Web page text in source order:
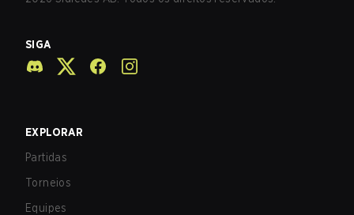
SIGA
EXPLORAR
Partidas
Torneios
Equipes